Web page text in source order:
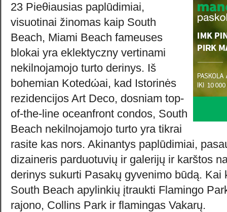
23 Pieθiausias paplūdimiai,
visuotinai žinomas kaip South
Beach, Miami Beach fameuses
blokai yra eklektyczny vertinami
nekilnojamojo turto derinys. Iš
bohemian Kotedώai, kad Istorinės
rezidencijos Art Deco, dosniam top-
of-the-line oceanfront condos, South
Beach nekilnojamojo turto yra tikrai
rasite kas nors. Akinantys paplūdimiai,
dizaineris parduotuvių ir galerijų ir karštos
derinys sukurti Pasakų gyvenimo būdą. Kai
South Beach apylinkių įtraukti Flamingo
rajono, Collins Park ir flamingas Vakarų.